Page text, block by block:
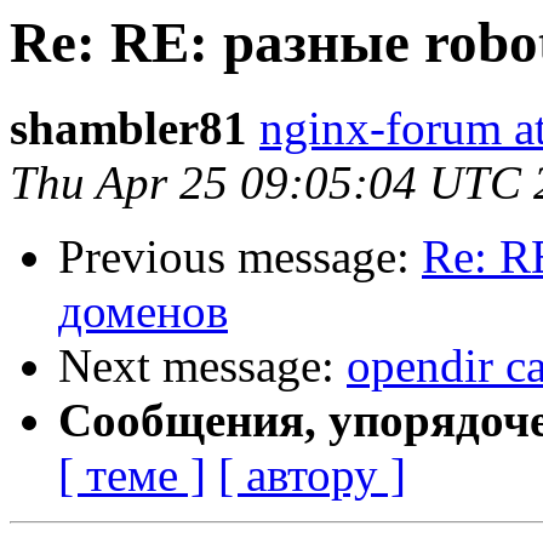
Re: RE: разные
shambler81 nginx-forum
Thu Apr 25 09:05:04 UTC
Previous message: Re:
доменов
Next message: opendir
Сообщения,
[ теме ] [ автору ]